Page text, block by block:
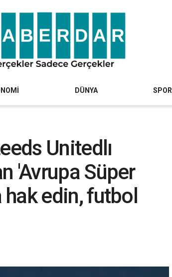
DÜNYA SPOR
Unitedlı
'Avrupa Süper
edin, futbol